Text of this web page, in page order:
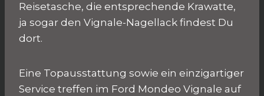
Reisetasche, die entsprechende Krawatte,
ja sogar den Vignale-Nagellack findest Du
dort.
Eine Topausstattung sowie ein einzigartiger
Service treffen im Ford Mondeo Vignale auf